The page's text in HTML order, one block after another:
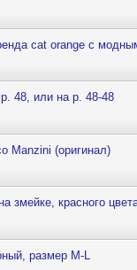
cat orange с
48, или на р. 48-48
Manzini (оригинал)
змейке, красного
размер M-L